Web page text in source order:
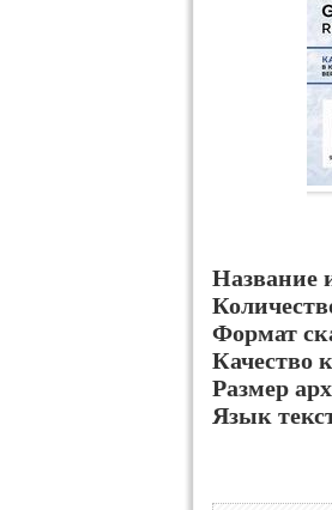
Название
Формат
Качество
Размер
Язык